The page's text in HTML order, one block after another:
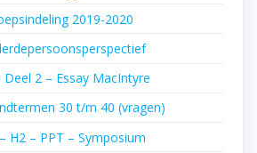
2019-2020
Deel 2 – Essay MacIntyre
30 t/m 40 (vragen)
H2 – PPT – Symposium